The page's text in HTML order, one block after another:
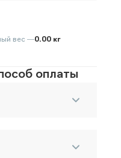
вес —0.00 кг
оплаты